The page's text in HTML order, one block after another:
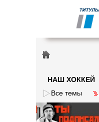
НАШ ХОККЕЙ
Все темы